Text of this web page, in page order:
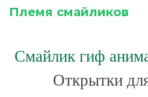
Племя смайликов
Смайлик гиф
Открытки